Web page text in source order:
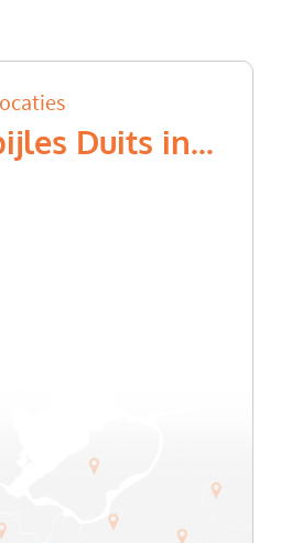
Duits in...